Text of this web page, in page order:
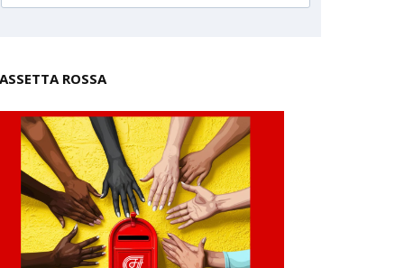
ROSSA